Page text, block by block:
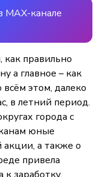
MAX-канале
как правильно
а главное – как
этом, далеко
в летний период.
города с
юные
а также о
привела